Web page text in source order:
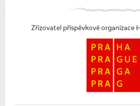
Zřizovatel příspěvkové organizace